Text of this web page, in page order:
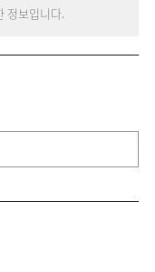
정보입니다.